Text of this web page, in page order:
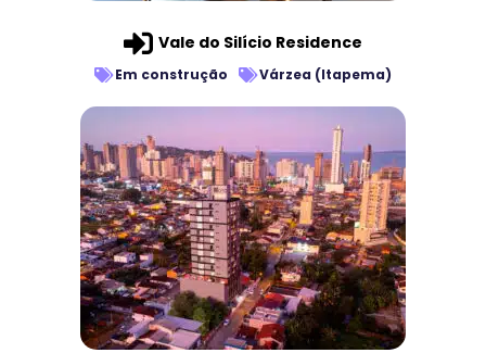
Vale do Silício Residence
Em construção Várzea (Itapema)